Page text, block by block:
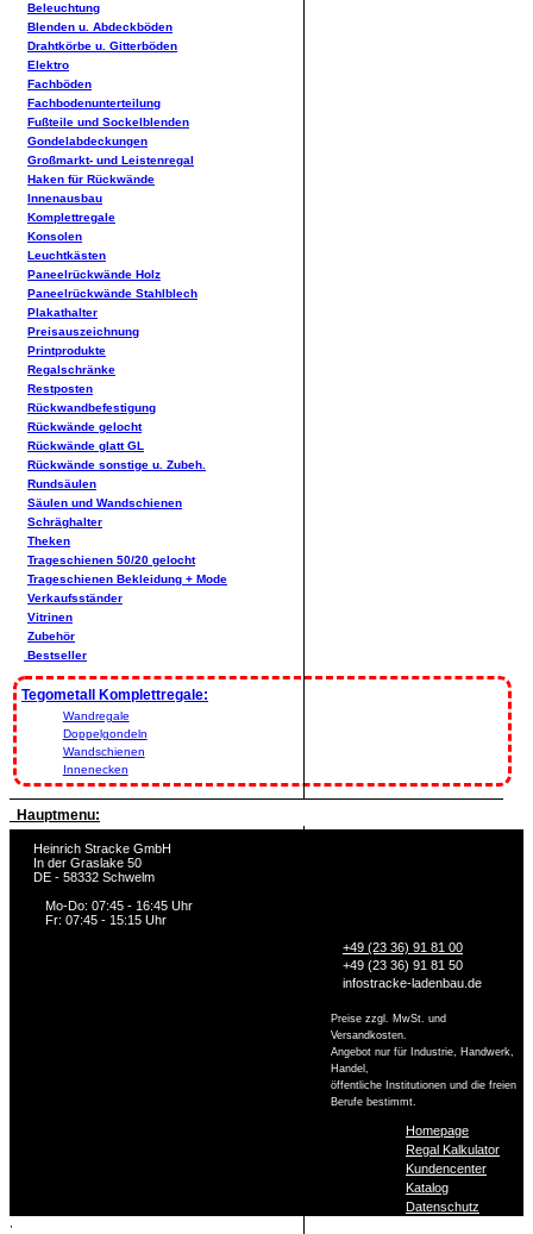
Beleuchtung
Blenden u. Abdeckböden
Drahtkörbe u. Gitterböden
Elektro
Fachböden
Fachbodenunterteilung
Fußteile und Sockelblenden
Gondelabdeckungen
Großmarkt- und Leistenregal
Haken für Rückwände
Innenausbau
Komplettregale
Konsolen
Leuchtkästen
Paneelrückwände Holz
Paneelrückwände Stahlblech
Plakathalter
Preisauszeichnung
Printprodukte
Regalschränke
Restposten
Rückwandbefestigung
Rückwände gelocht
Rückwände glatt GL
Rückwände sonstige u. Zubeh.
Rundsäulen
Säulen und Wandschienen
Schräghalter
Theken
Trageschienen 50/20 gelocht
Trageschienen Bekleidung + Mode
Verkaufsständer
Vitrinen
Zubehör
Bestseller
Tegometall Komplettregale:
Wandregale
Doppelgondeln
Wandschienen
Innenecken
Hauptmenu:
Heinrich Stracke GmbH
In der Graslake 50
DE - 58332 Schwelm
Mo-Do: 07:45 - 16:45 Uhr
Fr: 07:45 - 15:15 Uhr
+49 (23 36) 91 81 00
+49 (23 36) 91 81 50
infostracke-ladenbau.de
Preise zzgl. MwSt. und
Versandkosten.
Angebot nur für Industrie, Handwerk,
Handel,
öffentliche Institutionen und die freien
Berufe bestimmt.
Homepage
Regal Kalkulator
Kundencenter
Katalog
Datenschutz